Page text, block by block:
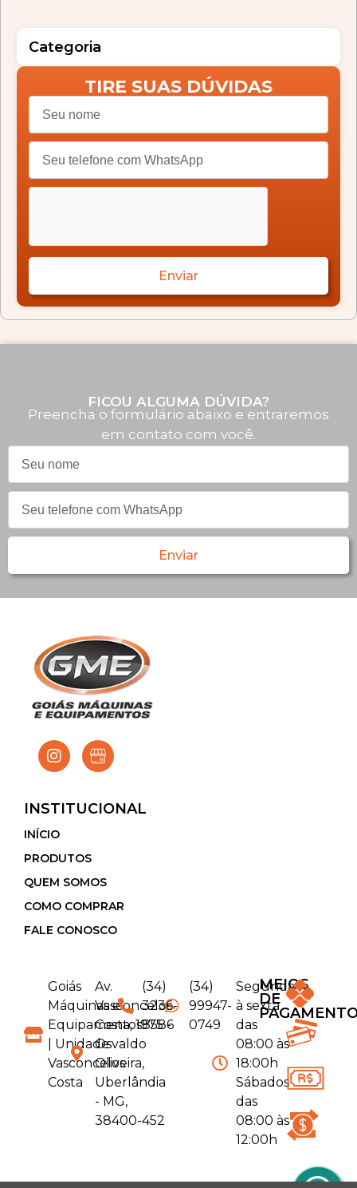
Categoria
TIRE SUAS DÚVIDAS
Enviar
FICOU ALGUMA DÚVIDA?
Preencha o formulário abaixo e entraremos
em contato com você.
Enviar
INSTITUCIONAL
INÍCIO
PRODUTOS
QUEM SOMOS
COMO COMPRAR
FALE CONOSCO
Goiás
Máquinas e
Equipamentos
| Unidade
Vasconcelos
Costa
Av.
Vasconcelos
Costa, 1975 -
Osvaldo
Oliveira,
Uberlândia
- MG,
38400-452
(34)
3236-
8586
(34)
99947-
0749
Segunda
à sexta
das
08:00 às
18:00h
Sábados
das
08:00 às
12:00h
MEIOS
DE